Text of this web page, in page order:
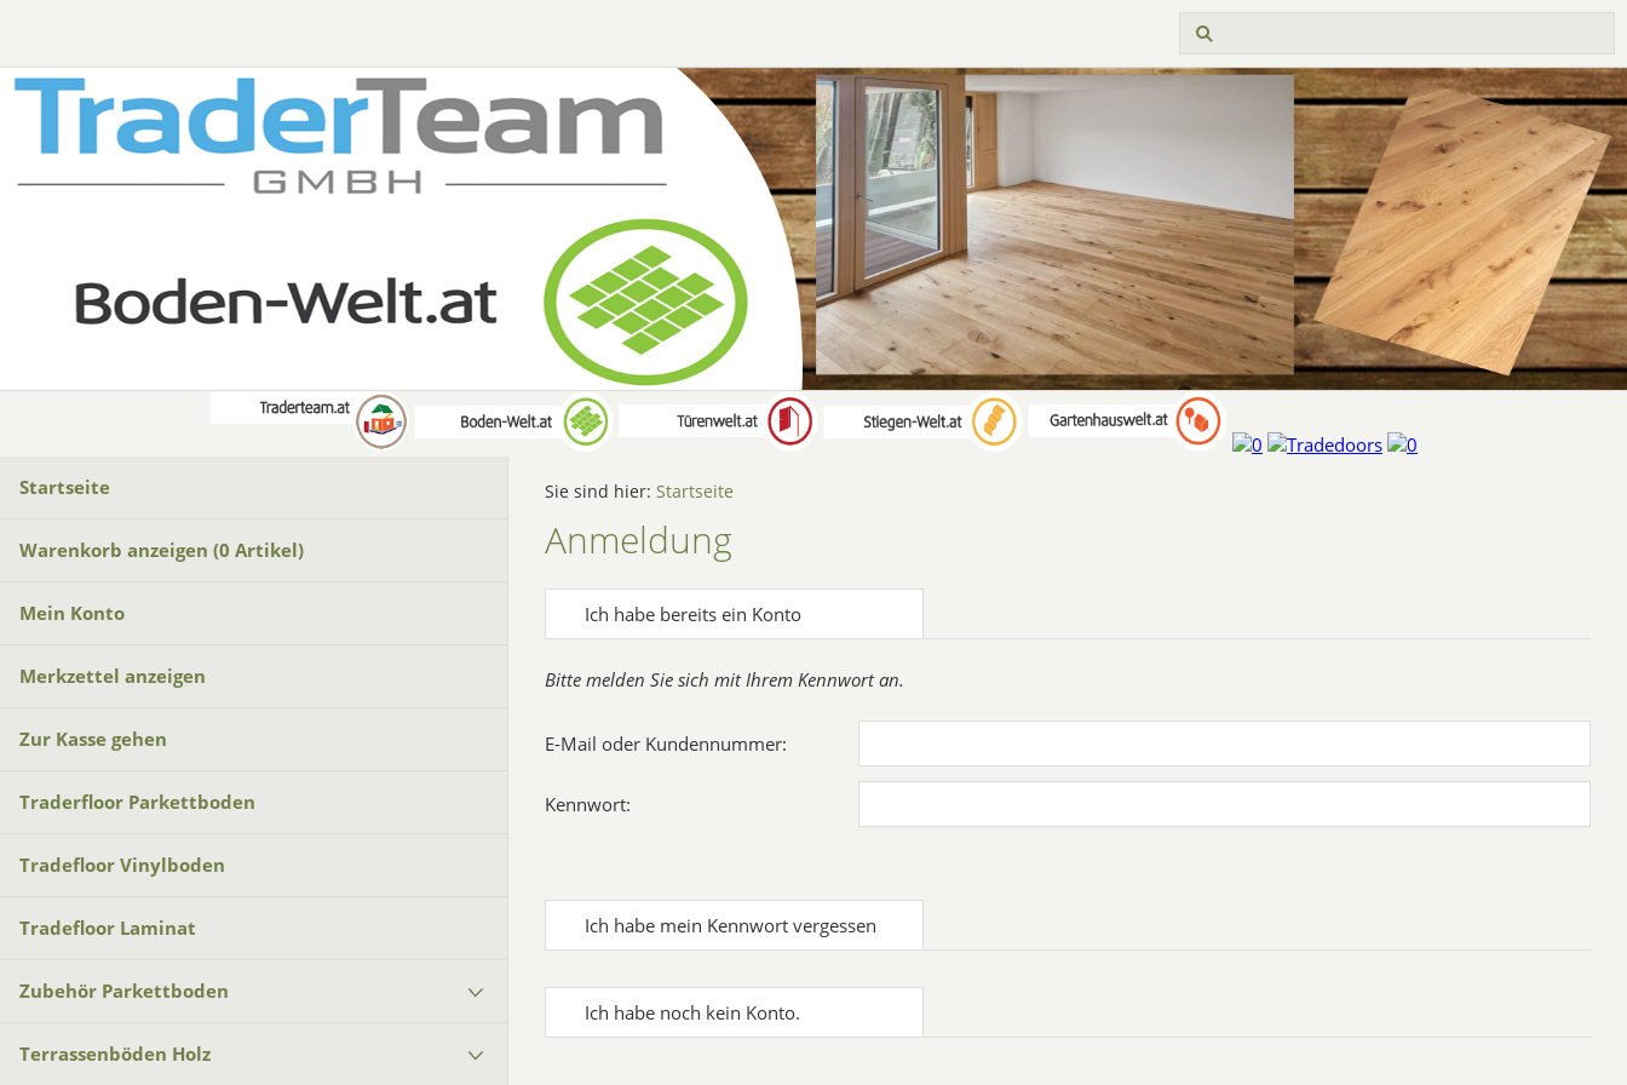
Startseite
Warenkorb anzeigen (0 Artikel)
Mein Konto
Merkzettel anzeigen
Zur Kasse gehen
Traderfloor Parkettboden
Tradefloor Vinylboden
Tradefloor Laminat
Zubehör Parkettboden
Terrassenböden Holz
Sie sind hier: Startseite
Anmeldung
Ich habe bereits ein Konto
Bitte melden Sie sich mit Ihrem Kennwort an.
E-Mail oder Kundennummer:
Kennwort:
Ich habe mein Kennwort vergessen
Ich habe noch kein Konto.